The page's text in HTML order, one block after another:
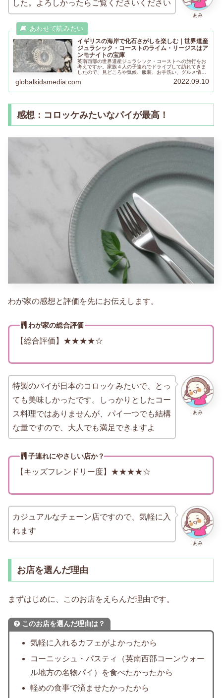
あみ
した。よろしかったらご覧くださいください
イギリスの海岸で化石さがしを楽しむ｜世界遺産
ジュラシック・コーストのライム・リージスはア
ンモナイトの宝庫
英南西部の世界遺産ジュラシック・コーストへの旅行をお
考えですか。家族４人の子連れでドライブして訪れてきま
したので、見どころや気候、服装、お手洗い、グルメ情報
イトの化石があちこちに。お子さまも楽しめます。
globalkidsmedia.com 2022.09.10
感想：コロッケみたいなパイが最高！
わが家の感想と評価を先にお伝えします。
わが家の総合評価
【総合評価】★★★★☆
あみ
特製のパイが日本のコロッケみたいで、とっ
ても美味しかったです。しっかりとしたコー
ス料理ではありませんが、パイ一つでも結構
な量ですので、大人でも満足できますよ
子連れにやさしい店か？
【キッズフレンドリー度】★★★★☆
あみ
カジュアルなチェーン店ですので、気軽に入
れます
お店を選んだ理由
まずはじめに、このお店をえらんだ理由です。
このお店を選んだ理由は？
気軽に入れるカフェがよかったから
コーニッシュ・パスティ（英南西部コーンウォー
ル地方の名物パイ）を食べたかったから
軽めの食事で済ませたかったから